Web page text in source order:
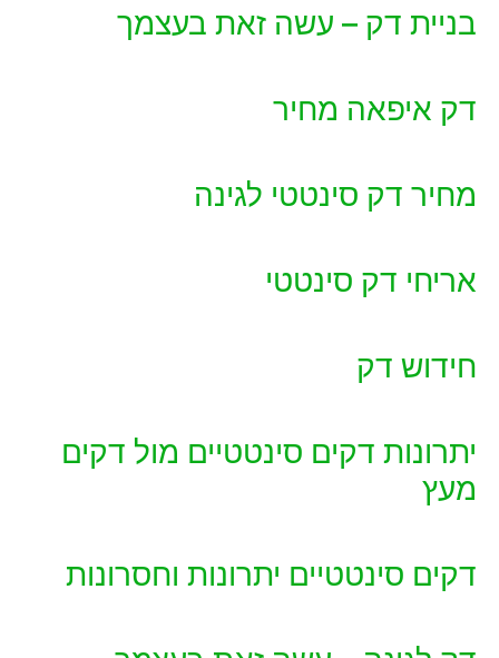
בניית דק – עשה זאת בעצמך
דק איפאה מחיר
מחיר דק סינטטי לגינה
אריחי דק סינטטי
חידוש דק
יתרונות דקים סינטטיים מול דקים
מעץ
דקים סינטטיים יתרונות וחסרונות